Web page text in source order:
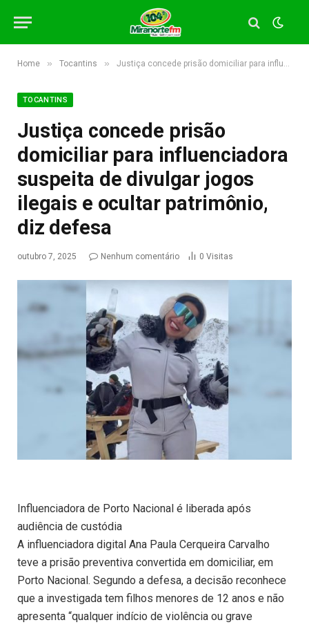
Home » Tocantins » Justiça concede prisão domiciliar para influenciadora suspeita de divulgar jogos ilegais e ocultar patrimônio, diz defesa
TOCANTINS
Justiça concede prisão
domiciliar para influenciadora
suspeita de divulgar jogos
ilegais e ocultar patrimônio,
diz defesa
outubro 7, 2025 Nenhum comentário 0 Visitas
Influenciadora de Porto Nacional é liberada após
audiência de custódia
A influenciadora digital Ana Paula Cerqueira Carvalho
teve a prisão preventiva convertida em domiciliar, em
Porto Nacional. Segundo a defesa, a decisão reconhece
que a investigada tem filhos menores de 12 anos e não
apresenta “qualquer indício de violência ou grave